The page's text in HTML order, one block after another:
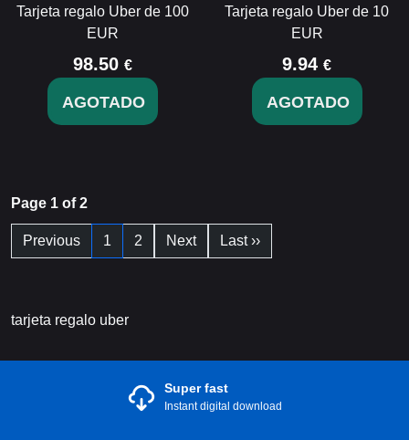
Tarjeta regalo Uber de 100
EUR
98.50 €
AGOTADO
Tarjeta regalo Uber de 10
EUR
9.94 €
AGOTADO
Page 1 of 2
Previous 1 2 Next Last ››
tarjeta regalo uber
Super fast
Instant digital download